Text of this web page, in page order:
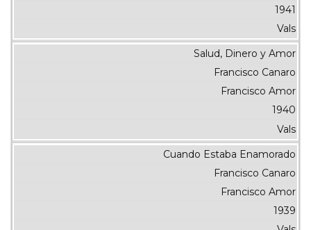
1941
Vals
Salud, Dinero y Amor
Francisco Canaro
Francisco Amor
1940
Vals
Cuando Estaba Enamorado
Francisco Canaro
Francisco Amor
1939